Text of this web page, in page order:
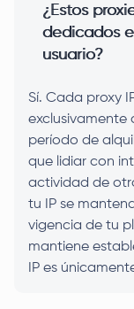
¿Estos
dedicados
usuario?
Sí. Cada proxy
período de
que lidiar con
actividad de
tu IP se
vigencia de tu
mantiene
IP es